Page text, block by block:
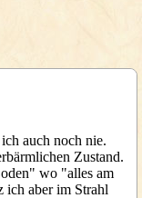
auch noch nie.
Zustand.
wo "alles am
ich aber im Strahl